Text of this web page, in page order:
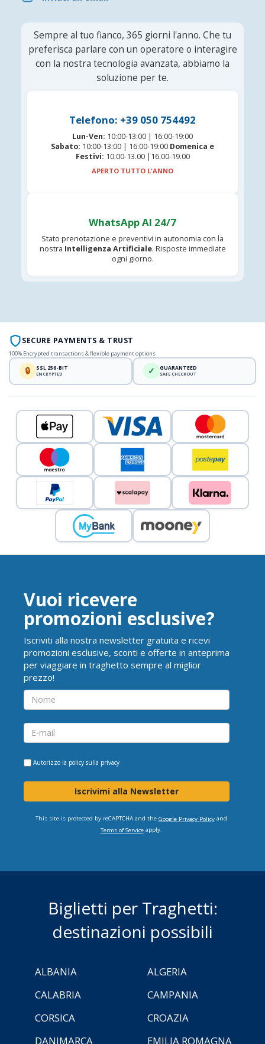
Sempre al tuo fianco, 365 giorni l'anno. Che tu
preferisca parlare con un operatore o interagire
con la nostra tecnologia avanzata, abbiamo la
soluzione per te.
Telefono: +39 050 754492
Lun-Ven: 10:00-13:00 | 16:00-19:00
Sabato: 10:00-13:00 | 16:00-19:00 Domenica e
Festivi: 10.00-13.00 |16.00-19.00
APERTO TUTTO L'ANNO
WhatsApp AI 24/7
Stato prenotazione e preventivi in autonomia con la
nostra Intelligenza Artificiale. Risposte immediate
ogni giorno.
SECURE PAYMENTS & TRUST
100% Encrypted transactions & flexible payment options
🔒 SSL 256-BIT
ENCRYPTED ✓ GUARANTEED
SAFE CHECKOUT
Vuoi ricevere
promozioni esclusive?
Iscriviti alla nostra newsletter gratuita e ricevi
promozioni esclusive, sconti e offerte in anteprima
per viaggiare in traghetto sempre al miglior
prezzo!
Autorizzo la policy sulla privacy
Iscrivimi alla Newsletter
This site is protected by reCAPTCHA and the Google Privacy Policyand
Terms of Serviceapply.
Biglietti per Traghetti:
destinazioni possibili
ALBANIA
ALGERIA
CALABRIA
CAMPANIA
CORSICA
CROAZIA
DANIMARCA
EMILIA ROMAGNA